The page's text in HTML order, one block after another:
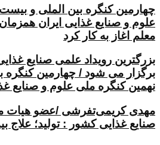
چهارمین کنگره بین الملی و
علوم و صنایع غذایی ایران
معلم اغاز به کار کرد
برگزار می شود / چهارمین کنگره
نهمین کنگره ملی علوم و صنایع
مهدی کریمی‌تفرشی /عضو هیات
صنایع غذایی کشور : تولید؛ علاج